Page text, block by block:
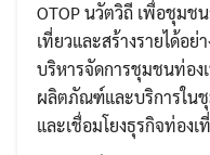
OTOP นวัตวิถี เพื่อชุมช
เที่ยวและสร้างรายได้อ
บริหารจัดการชุมชนท่อ
ผลิตภัณฑ์และบริการในชุ
และเชื่อมโยงธุรกิจท่อง